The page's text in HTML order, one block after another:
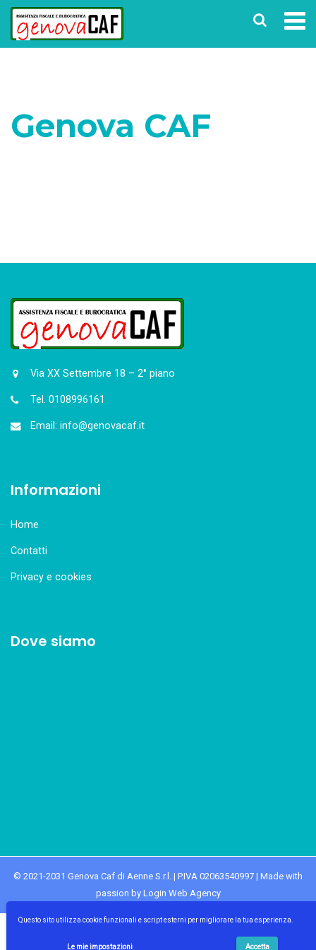
Questo sito utilizza cookie funzionali e script esterni per migliorare la tua esperienza.
Le mie impostazioni Accetta
Genova CAF
Via XX Settembre 18 – 2° piano
Tel. 0108996161
Email: info@genovacaf.it
Informazioni
Home
Contatti
Privacy e cookies
Dove siamo
© 2021-2031 Genova Caf di Aenne S.r.l. | P.IVA 02063540997 | Made with
passion by Login Web Agency